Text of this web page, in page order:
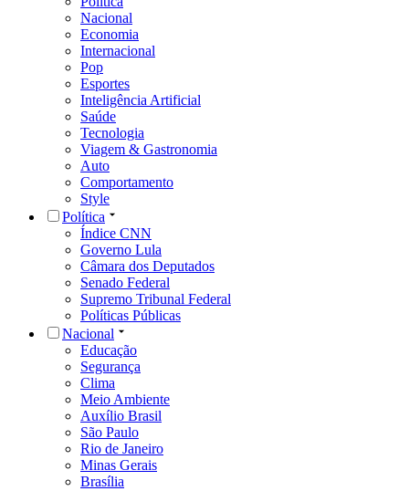
Nacional
Economia
Internacional
Pop
Esportes
Inteligência Artificial
Saúde
Tecnologia
Viagem & Gastronomia
Auto
Comportamento
Style
Política
Índice CNN
Governo Lula
Câmara dos Deputados
Senado Federal
Supremo Tribunal Federal
Políticas Públicas
Nacional
Educação
Segurança
Clima
Meio Ambiente
Auxílio Brasil
São Paulo
Rio de Janeiro
Minas Gerais
Brasília